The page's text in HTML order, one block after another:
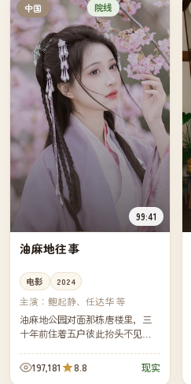
中国 院线
99:41
油麻地往事
电影 2024
主演： 鲍起静、任达华 等
油麻地公园对面那栋唐楼里，三
十年前住着五户彼此抬头不见低
拆，五户人家又一次在公园石椅
上坐到了一起。
197,181 8.8 现实